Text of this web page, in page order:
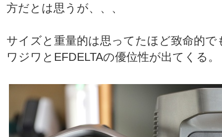
方だとは思うが、、、
サイズと重量的は思ってたほど致命的
ワジワとEFDELTAの優位性が出てくる。